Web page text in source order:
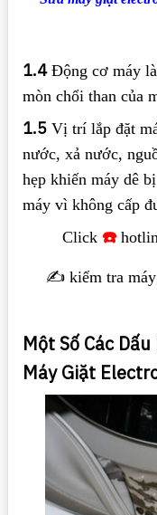
1.4Động cơ máy
mòn chổi than của
1.5 Vị trí lắp đặt
nước, xả nước,
hẹp khiến máy dê
máy vì không cấp
Click ☎️
✍️ kiểm tra máy
Một Số Các
Máy Giặt